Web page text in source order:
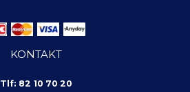
KONTAKT
Tlf: 82 10 70 20